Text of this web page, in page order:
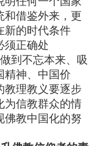
和借鉴外来，更
新的时代条件
须正确处
到不忘本来、吸
精神、中国价
教理教义要逐步
为信教群众的情
佛教中国化的努